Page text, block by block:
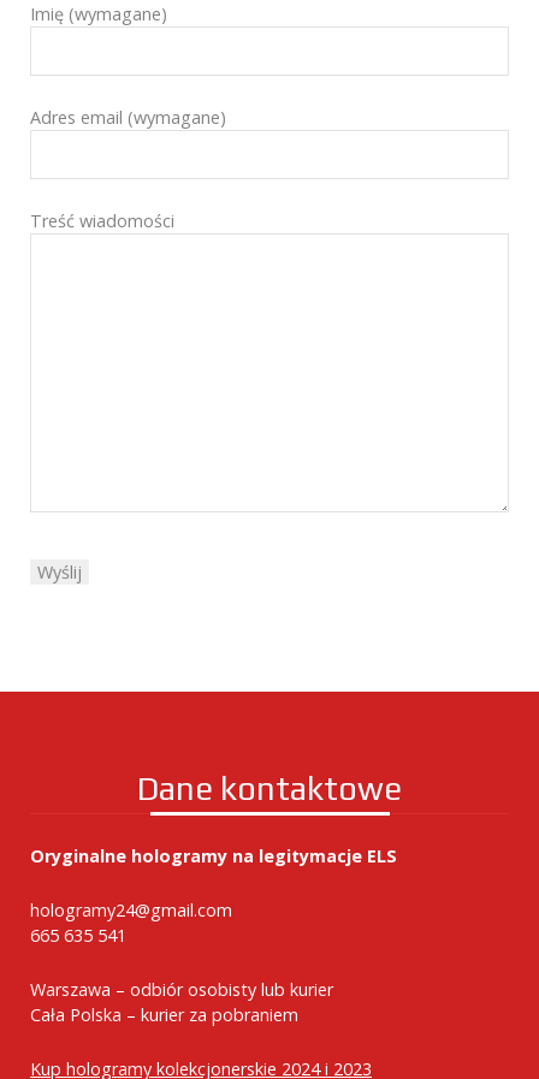
Imię (wymagane)
Adres email (wymagane)
Treść wiadomości
Dane kontaktowe
Oryginalne hologramy na legitymacje ELS
hologramy24@gmail.com
665 635 541
Warszawa – odbiór osobisty lub kurier
Cała Polska – kurier za pobraniem
Kup hologramy kolekcjonerskie 2024 i 2023